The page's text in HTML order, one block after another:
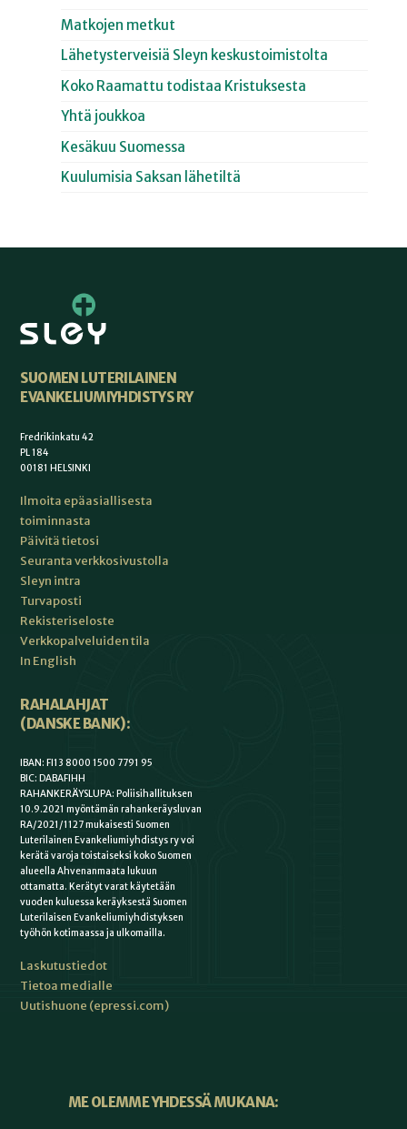
Matkojen metkut
Lähetysterveisiä Sleyn keskustoimistolta
Koko Raamattu todistaa Kristuksesta
Yhtä joukkoa
Kesäkuu Suomessa
Kuulumisia Saksan lähetiltä
SUOMEN LUTERILAINEN
EVANKELIUMIYHDISTYS RY
Fredrikinkatu 42
PL 184
00181 HELSINKI
Ilmoita epäasiallisesta
toiminnasta
Päivitä tietosi
Seuranta verkkosivustolla
Sleyn intra
Turvaposti
Rekisteriseloste
Verkkopalveluiden tila
In English
RAHALAHJAT
(DANSKE BANK):
IBAN: FI13 8000 1500 7791 95
BIC: DABAFIHH
RAHANKERÄYSLUPA: Poliisihallituksen
10.9.2021 myöntämän rahankeräysluvan
RA/2021/1127 mukaisesti Suomen
Luterilainen Evankeliumiyhdistys ry voi
kerätä varoja toistaiseksi koko Suomen
alueella Ahvenanmaata lukuun
ottamatta. Kerätyt varat käytetään
vuoden kuluessa keräyksestä Suomen
Luterilaisen Evankeliumiyhdistyksen
työhön kotimaassa ja ulkomailla.
Laskutustiedot
Tietoa medialle
Uutishuone (epressi.com)
ME OLEMME YHDESSÄ MUKANA: